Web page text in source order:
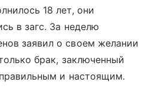
18 лет, они
в загс. За неделю
заявил о своем желании
брак, заключенный
и настоящим.